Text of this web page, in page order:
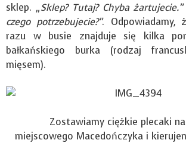
sklep. „Sklep? Tutaj? Chyba żartujecie.”
czego potrzebujecie?”. Odpowiadamy,
razu w busie znajduje się kilka
bałkańskiego burka (rodzaj
mięsem).
Zostawiamy ciężkie plecaki
miejscowego Macedończyka i